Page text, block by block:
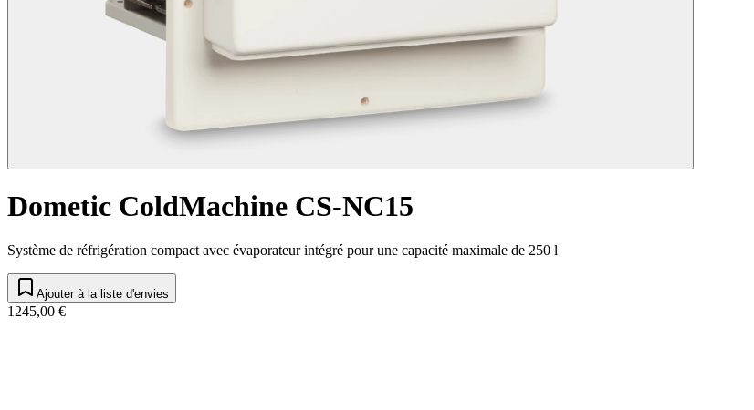
Dometic ColdMachine CS-NC15
Système de réfrigération compact avec évaporateur intégré pour une capacité maximale de 250 l
Ajouter à la liste d'envies
1245,00 €